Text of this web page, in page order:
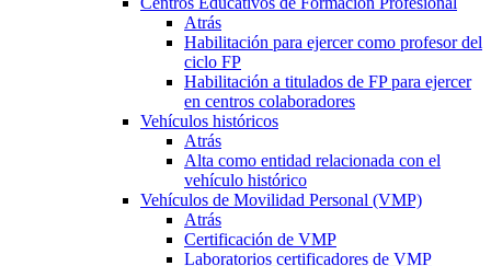
Atrás
Habilitación para ejercer como profesor del
ciclo FP
Habilitación a titulados de FP para ejercer
en centros colaboradores
Vehículos históricos
Atrás
Alta como entidad relacionada con el
vehículo histórico
Vehículos de Movilidad Personal (VMP)
Atrás
Certificación de VMP
Laboratorios certificadores de VMP